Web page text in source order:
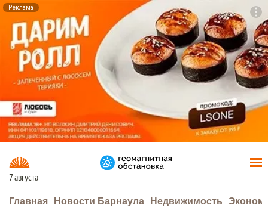
Реклама
7 августа
Главная Новости Барнаула Недвижимость